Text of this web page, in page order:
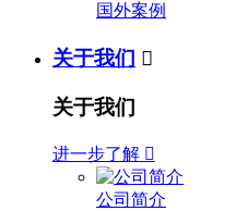
国外案例
关于我们 
关于我们
进一步了解 
公司简介